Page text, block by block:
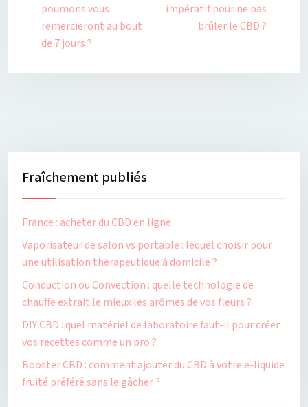
poumons vous
remercieront au bout
de 7 jours ?
impératif pour ne pas
brûler le CBD ?
Fraîchement publiés
France : acheter du CBD en ligne
Vaporisateur de salon vs portable : lequel choisir pour
une utilisation thérapeutique à domicile ?
Conduction ou Convection : quelle technologie de
chauffe extrait le mieux les arômes de vos fleurs ?
DIY CBD : quel matériel de laboratoire faut-il pour créer
vos recettes comme un pro ?
Booster CBD : comment ajouter du CBD à votre e-liquide
fruité préféré sans le gâcher ?